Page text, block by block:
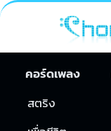
คอร์ดเพลง
สตริง